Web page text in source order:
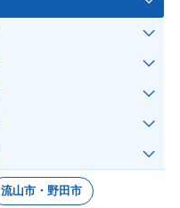
流山市・野田市